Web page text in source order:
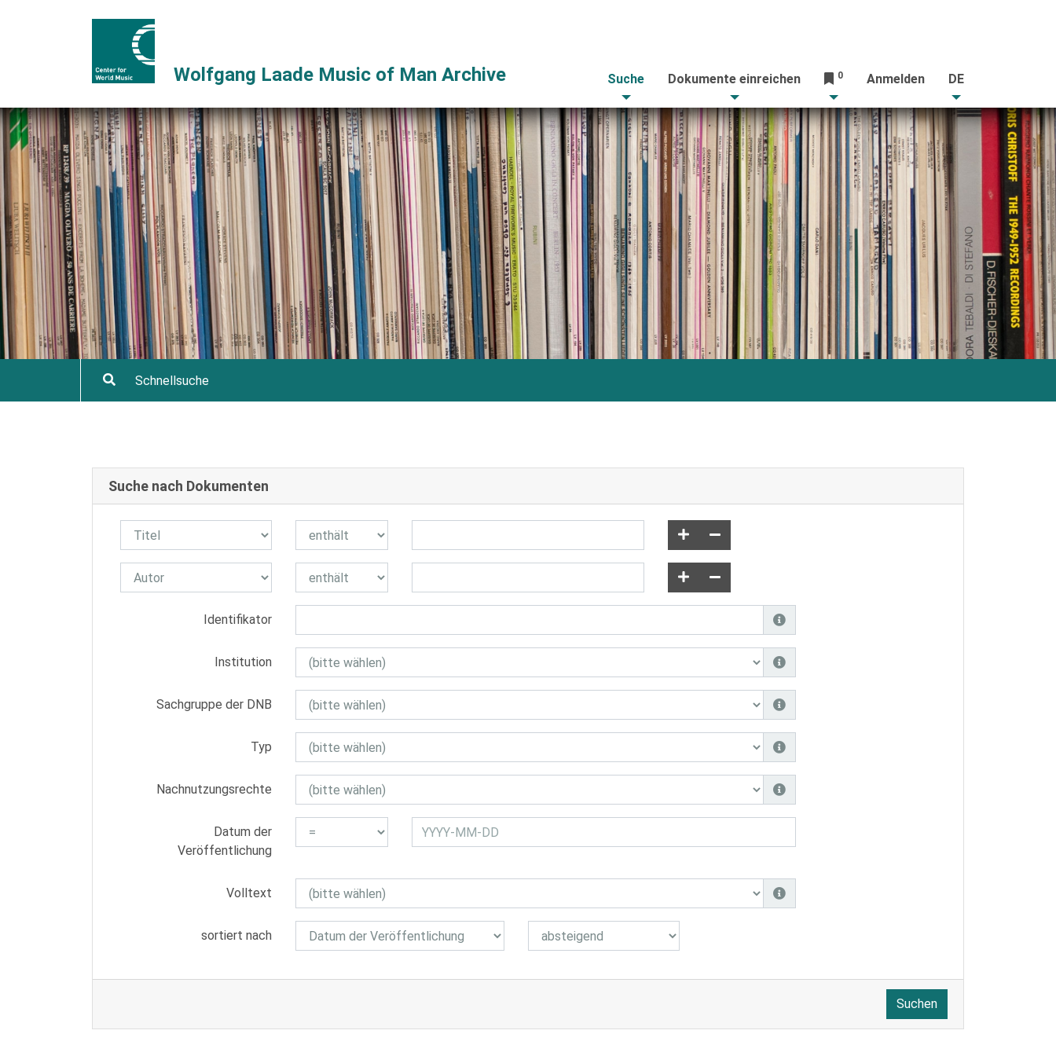
Wolfgang Laade Music of Man Archive Suche Dokumente einreichen 0 Anmelden DE
Suche nach Dokumenten
Identifikator
Institution
Sachgruppe der DNB
Typ
Nachnutzungsrechte
Datum der
Veröffentlichung
Volltext
sortiert nach
Suchen